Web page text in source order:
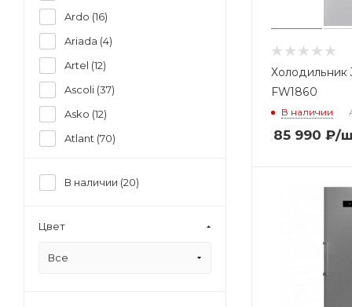
Холодильник
FW1860
В наличии
85 990 ₽/
Ardo (16)
Ariada (4)
Artel (12)
Ascoli (37)
Asko (12)
Atlant (70)
Bauknecht (12)
Beltratto (
В наличии (20)
Цвет
Все